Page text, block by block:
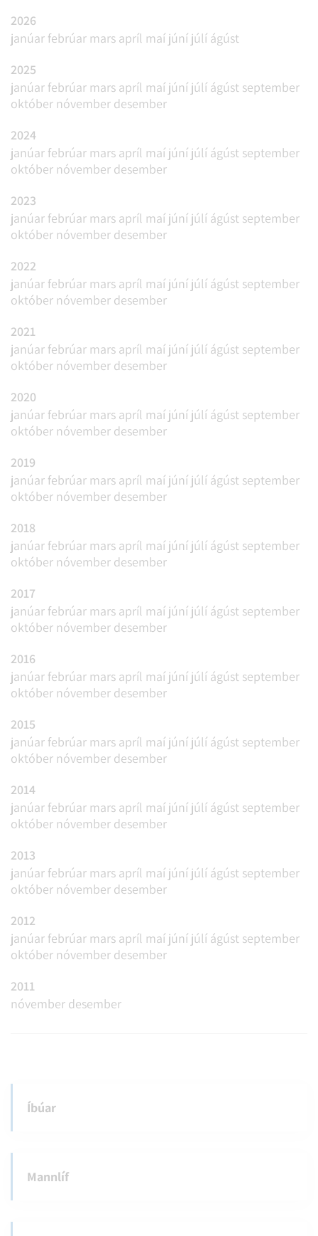
2026
janúar febrúar mars apríl maí júní júlí ágúst
2025
janúar febrúar mars apríl maí júní júlí ágúst september
október nóvember desember
2024
janúar febrúar mars apríl maí júní júlí ágúst september
október nóvember desember
2023
janúar febrúar mars apríl maí júní júlí ágúst september
október nóvember desember
2022
janúar febrúar mars apríl maí júní júlí ágúst september
október nóvember desember
2021
janúar febrúar mars apríl maí júní júlí ágúst september
október nóvember desember
2020
janúar febrúar mars apríl maí júní júlí ágúst september
október nóvember desember
2019
janúar febrúar mars apríl maí júní júlí ágúst september
október nóvember desember
2018
janúar febrúar mars apríl maí júní júlí ágúst september
október nóvember desember
2017
janúar febrúar mars apríl maí júní júlí ágúst september
október nóvember desember
2016
janúar febrúar mars apríl maí júní júlí ágúst september
október nóvember desember
2015
janúar febrúar mars apríl maí júní júlí ágúst september
október nóvember desember
2014
janúar febrúar mars apríl maí júní júlí ágúst september
október nóvember desember
2013
janúar febrúar mars apríl maí júní júlí ágúst september
október nóvember desember
2012
janúar febrúar mars apríl maí júní júlí ágúst september
október nóvember desember
2011
nóvember desember
Íbúar
Mannlíf